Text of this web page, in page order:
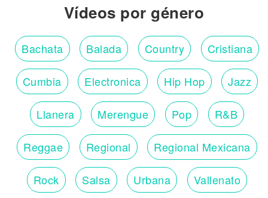
Vídeos por género
Bachata Balada Country Cristiana
Cumbia Electronica Hip Hop Jazz
Llanera Merengue Pop R&B
Reggae Regional Regional Mexicana
Rock Salsa Urbana Vallenato